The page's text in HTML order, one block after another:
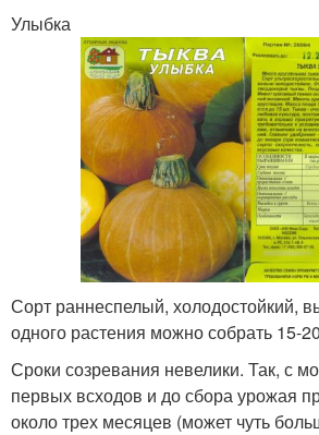
Улыбка
Сорт раннеспелый, холодостойкий,
одного растения можно собрать 15-
Сроки созревания невелики. Так, с
первых всходов и до сбора урожая
около трех месяцев (может чуть